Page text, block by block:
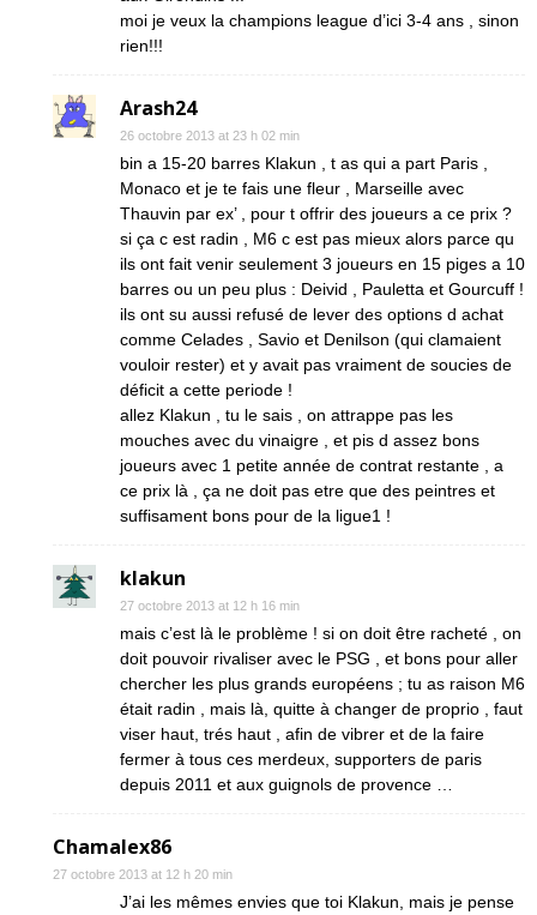
moi je veux la champions league d’ici 3-4 ans , sinon
rien!!!
Arash24
26 octobre 2013 at 23 h 02 min
bin a 15-20 barres Klakun , t as qui a part Paris ,
Monaco et je te fais une fleur , Marseille avec
Thauvin par ex’ , pour t offrir des joueurs a ce prix ?
si ça c est radin , M6 c est pas mieux alors parce qu
ils ont fait venir seulement 3 joueurs en 15 piges a 10
barres ou un peu plus : Deivid , Pauletta et Gourcuff !
ils ont su aussi refusé de lever des options d achat
comme Celades , Savio et Denilson (qui clamaient
vouloir rester) et y avait pas vraiment de soucies de
déficit a cette periode !
allez Klakun , tu le sais , on attrappe pas les
mouches avec du vinaigre , et pis d assez bons
joueurs avec 1 petite année de contrat restante , a
ce prix là , ça ne doit pas etre que des peintres et
suffisament bons pour de la ligue1 !
klakun
27 octobre 2013 at 12 h 16 min
mais c’est là le problème ! si on doit être racheté , on
doit pouvoir rivaliser avec le PSG , et bons pour aller
chercher les plus grands européens ; tu as raison M6
était radin , mais là, quitte à changer de proprio , faut
viser haut, trés haut , afin de vibrer et de la faire
fermer à tous ces merdeux, supporters de paris
depuis 2011 et aux guignols de provence …
Chamalex86
27 octobre 2013 at 12 h 20 min
J’ai les mêmes envies que toi Klakun, mais je pense